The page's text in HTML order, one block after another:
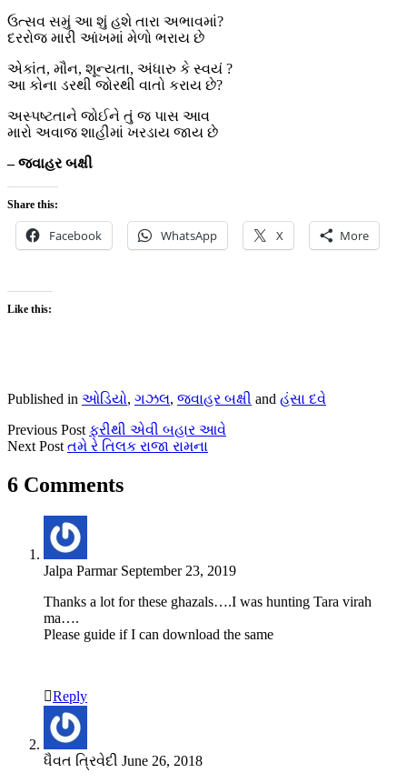
ઉત્સવ સમું આ શું હશે તારા અભાવમાં?
દરરોજ મારી આંખમાં મેળો ભરાય છે
એકાંત, મૌન, શૂન્યતા, અંધારુ કે સ્વયં ?
આ કોના ડરથી જોરથી વાતો કરાય છે?
અસ્પષ્ટતાને જોઈને તું જ પાસ આવ
મારો અવાજ શાહીમાં ખરડાય જાય છે
– જવાહર બક્ષી
Share this:
Facebook WhatsApp X More
Like this:
Published in ઓડિયો, ગઝલ, જવાહર બક્ષી and હંસા દવે
Previous Post ફરીથી એવી બહાર આવે
Next Post તમે રે તિલક રાજા રામના
6 Comments
Jalpa Parmar September 23, 2019
Thanks a lot for these ghazals….I was hunting Tara virah
ma….
Please guide if I can download the same
Reply
ધૈવત ત્રિવેદી June 26, 2018